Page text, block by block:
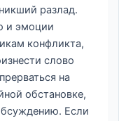
разлад.
и эмоции
конфликта,
слово
на
обстановке,
Если